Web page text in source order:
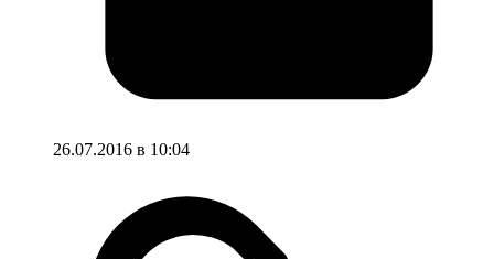
26.07.2016 в 10:04